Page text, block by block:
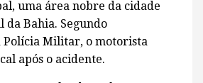
uma área nobre da cidade
da Bahia. Segundo
Polícia Militar, o motorista
após o acidente.